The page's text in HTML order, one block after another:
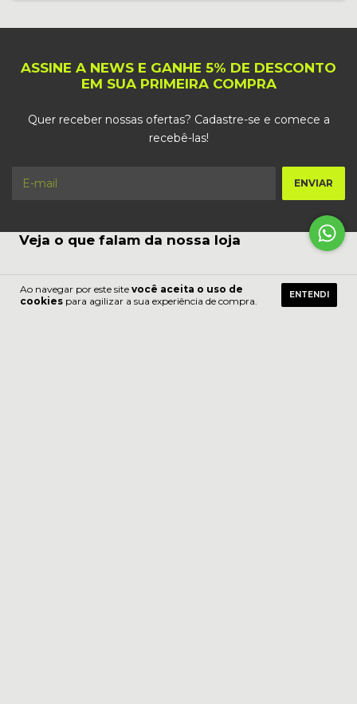
Ao navegar por este site você aceita o uso de
cookies para agilizar a sua experiência de compra.
ENTENDI
ASSINE A NEWS E GANHE 5% DE DESCONTO
EM SUA PRIMEIRA COMPRA
Quer receber nossas ofertas? Cadastre-se e comece a
recebê-las!
Veja o que falam da nossa loja